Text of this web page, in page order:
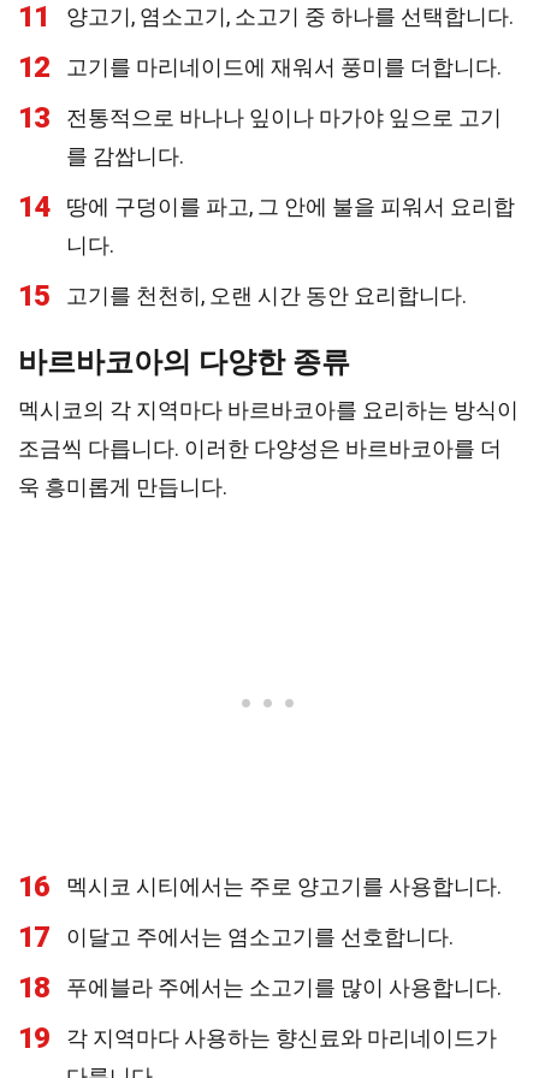
11 양고기, 염소고기, 소고기 중 하나를 선택합니다.
12 고기를 마리네이드에 재워서 풍미를 더합니다.
13
전통적으로 바나나 잎이나 마가야 잎으로 고기
를 감쌉니다.
14
땅에 구덩이를 파고, 그 안에 불을 피워서 요리합
니다.
15 고기를 천천히, 오랜 시간 동안 요리합니다.
바르바코아의 다양한 종류
멕시코의 각 지역마다 바르바코아를 요리하는 방식이
조금씩 다릅니다. 이러한 다양성은 바르바코아를 더
욱 흥미롭게 만듭니다.
16 멕시코 시티에서는 주로 양고기를 사용합니다.
17 이달고 주에서는 염소고기를 선호합니다.
18 푸에블라 주에서는 소고기를 많이 사용합니다.
19
각 지역마다 사용하는 향신료와 마리네이드가